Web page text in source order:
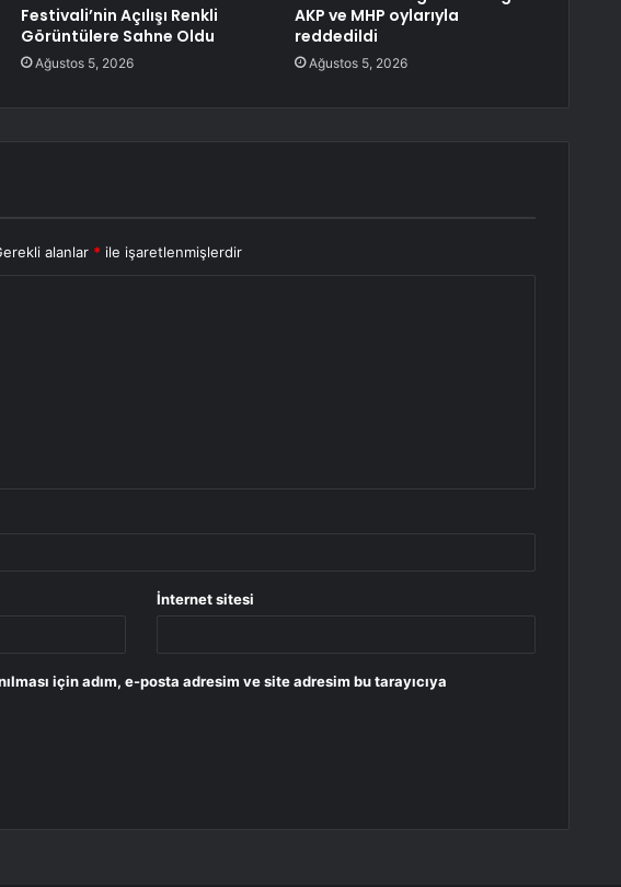
Festivali’nin Açılışı Renkli
Görüntülere Sahne Oldu
Ağustos 5, 2026
AKP ve MHP oylarıyla
reddedildi
Ağustos 5, 2026
alanlar * ile işaretlenmişlerdir
İnternet sitesi
için adım, e-posta adresim ve site adresim bu tarayıcıya